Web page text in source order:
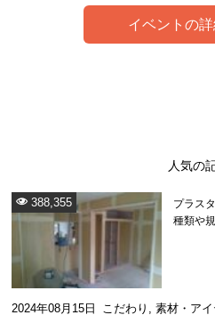
イベントの
人気の
プラス
種類や
388,355
2024年08月15日 こだわり 素材・アイ